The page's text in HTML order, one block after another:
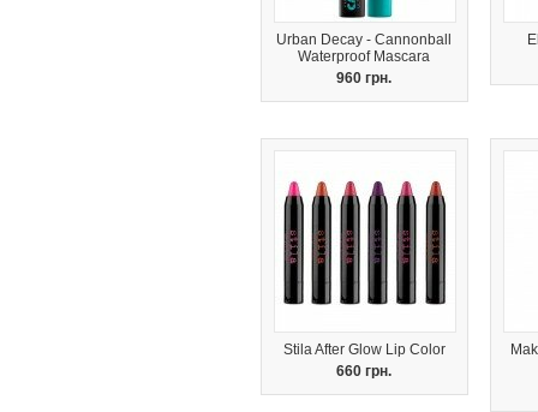
Urban Decay - Cannonball
Waterproof Mascara
960 грн.
Stila After Glow Lip Color
660 грн.